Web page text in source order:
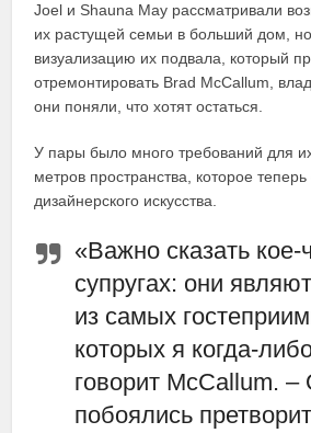
Joel и Shauna May рассматривали
их растущей семьи в больший дом,
визуализацию их подвала, который
отремонтировать Brad McCallum,
они поняли, что хотят остаться.
У пары было много требований для
метров пространства, которое
дизайнерского искусства.
«Важно сказать кое-
супругах: они
из самых
которых я когда-
говорит McCallum.
побоялись